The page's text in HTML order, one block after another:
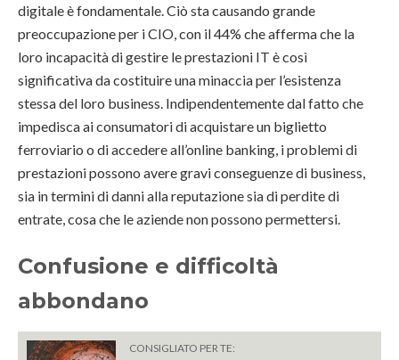
digitale è fondamentale. Ciò sta causando grande
preoccupazione per i CIO, con il 44% che afferma che la
loro incapacità di gestire le prestazioni IT è così
significativa da costituire una minaccia per l’esistenza
stessa del loro business. Indipendentemente dal fatto che
impedisca ai consumatori di acquistare un biglietto
ferroviario o di accedere all’online banking, i problemi di
prestazioni possono avere gravi conseguenze di business,
sia in termini di danni alla reputazione sia di perdite di
entrate, cosa che le aziende non possono permettersi.
Confusione e difficoltà
abbondano
CONSIGLIATO PER TE: